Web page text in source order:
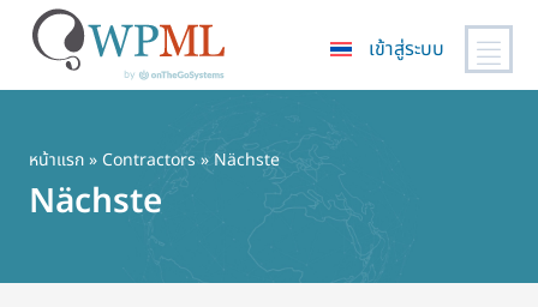
เนื้อหา
หลัก
เข้าสู่ระบบ
หน้าแรก» Contractors » Nächste
Nächste